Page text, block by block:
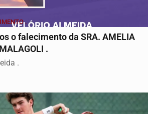
.
o falecimento da SRA. AMELIA
.
.